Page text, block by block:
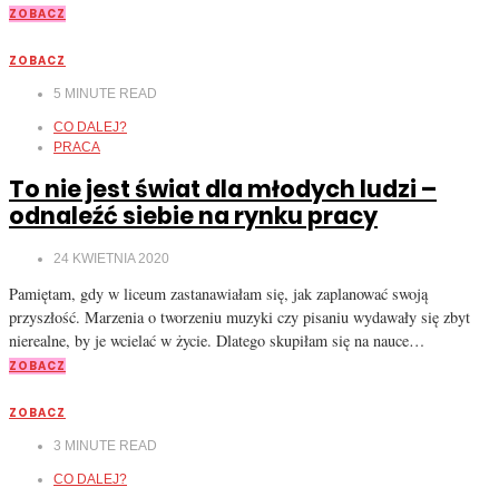
ZOBACZ
ZOBACZ
5 MINUTE READ
CO DALEJ?
PRACA
To nie jest świat dla młodych ludzi –
odnaleźć siebie na rynku pracy
24 KWIETNIA 2020
Pamiętam, gdy w liceum zastanawiałam się, jak zaplanować swoją
przyszłość. Marzenia o tworzeniu muzyki czy pisaniu wydawały się zbyt
nierealne, by je wcielać w życie. Dlatego skupiłam się na nauce…
ZOBACZ
ZOBACZ
3 MINUTE READ
CO DALEJ?